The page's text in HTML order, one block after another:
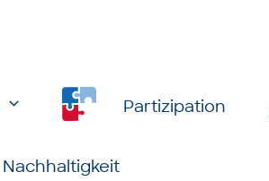
Partizipation
Nachhaltigkeit